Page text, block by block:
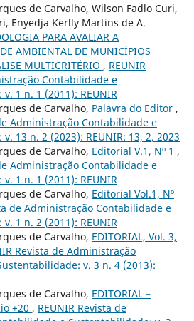
de Carvalho, Wilson Fadlo Curi,
Enyedja Kerlly Martins de A.
PARA AVALIAR A
AMBIENTAL DE MUNICÍPIOS
MULTICRITÉRIO , REUNIR
Contabilidade e
1 n. 1 (2011): REUNIR
de Carvalho, Palavra do Editor ,
Administração Contabilidade e
13 n. 2 (2023): REUNIR: 13, 2, 2023
de Carvalho, Editorial V.1, Nº 1 ,
Administração Contabilidade e
1 n. 1 (2011): REUNIR
de Carvalho, Editorial Vol.1, Nº
de Administração Contabilidade e
1 n. 2 (2011): REUNIR
de Carvalho, EDITORIAL, Vol. 3,
Revista de Administração
v. 3 n. 4 (2013):
de Carvalho, EDITORIAL –
+20 , REUNIR Revista de